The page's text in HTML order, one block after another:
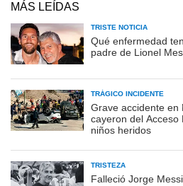
MÁS LEÍDAS
TRISTE NOTICIA
Qué enfermedad
padre de Lionel
TRÁGICO INCIDENTE
Grave accidente en
cayeron del Acceso
niños heridos
TRISTEZA
Falleció Jorge